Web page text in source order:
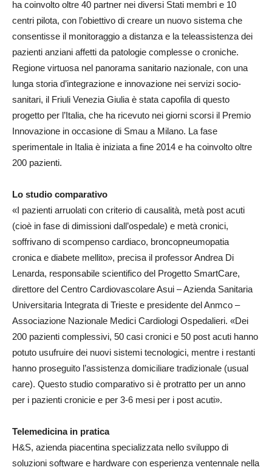
ha coinvolto oltre 40 partner nei diversi Stati membri e 10
centri pilota, con l’obiettivo di creare un nuovo sistema che
consentisse il monitoraggio a distanza e la teleassistenza dei
pazienti anziani affetti da patologie complesse o croniche.
Regione virtuosa nel panorama sanitario nazionale, con una
lunga storia d’integrazione e innovazione nei servizi socio-
sanitari, il Friuli Venezia Giulia è stata capofila di questo
progetto per l’Italia, che ha ricevuto nei giorni scorsi il Premio
Innovazione in occasione di Smau a Milano. La fase
sperimentale in Italia è iniziata a fine 2014 e ha coinvolto oltre
200 pazienti.
Lo studio comparativo
«I pazienti arruolati con criterio di causalità, metà post acuti
(cioè in fase di dimissioni dall’ospedale) e metà cronici,
soffrivano di scompenso cardiaco, broncopneumopatia
cronica e diabete mellito», precisa il professor Andrea Di
Lenarda, responsabile scientifico del Progetto SmartCare,
direttore del Centro Cardiovascolare Asui – Azienda Sanitaria
Universitaria Integrata di Trieste e presidente del Anmco –
Associazione Nazionale Medici Cardiologi Ospedalieri. «Dei
200 pazienti complessivi, 50 casi cronici e 50 post acuti hanno
potuto usufruire dei nuovi sistemi tecnologici, mentre i restanti
hanno proseguito l’assistenza domiciliare tradizionale (usual
care). Questo studio comparativo si è protratto per un anno
per i pazienti cronicie e per 3-6 mesi per i post acuti».
Telemedicina in pratica
H&S, azienda piacentina specializzata nello sviluppo di
soluzioni software e hardware con esperienza ventennale nella